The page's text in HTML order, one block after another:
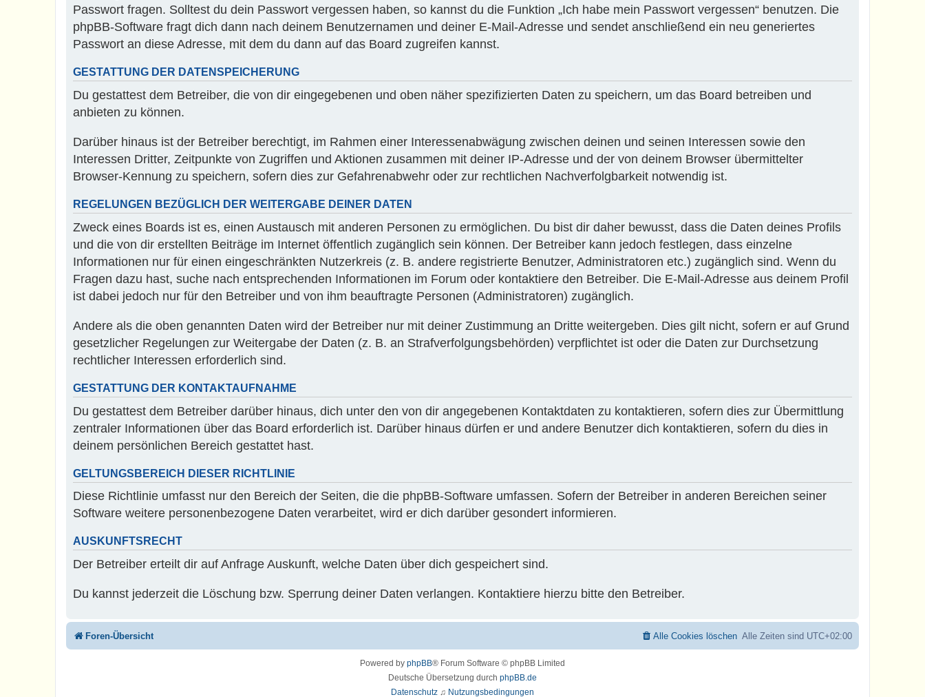
Passwort fragen. Solltest du dein Passwort vergessen haben, so kannst du die Funktion „Ich habe mein Passwort vergessen“ benutzen. Die
phpBB-Software fragt dich dann nach deinem Benutzernamen und deiner E-Mail-Adresse und sendet anschließend ein neu generiertes
Passwort an diese Adresse, mit dem du dann auf das Board zugreifen kannst.
GESTATTUNG DER DATENSPEICHERUNG
Du gestattest dem Betreiber, die von dir eingegebenen und oben näher spezifizierten Daten zu speichern, um das Board betreiben und
anbieten zu können.
Darüber hinaus ist der Betreiber berechtigt, im Rahmen einer Interessenabwägung zwischen deinen und seinen Interessen sowie den
Interessen Dritter, Zeitpunkte von Zugriffen und Aktionen zusammen mit deiner IP-Adresse und der von deinem Browser übermittelter
Browser-Kennung zu speichern, sofern dies zur Gefahrenabwehr oder zur rechtlichen Nachverfolgbarkeit notwendig ist.
REGELUNGEN BEZÜGLICH DER WEITERGABE DEINER DATEN
Zweck eines Boards ist es, einen Austausch mit anderen Personen zu ermöglichen. Du bist dir daher bewusst, dass die Daten deines Profils
und die von dir erstellten Beiträge im Internet öffentlich zugänglich sein können. Der Betreiber kann jedoch festlegen, dass einzelne
Informationen nur für einen eingeschränkten Nutzerkreis (z. B. andere registrierte Benutzer, Administratoren etc.) zugänglich sind. Wenn du
Fragen dazu hast, suche nach entsprechenden Informationen im Forum oder kontaktiere den Betreiber. Die E-Mail-Adresse aus deinem Profil
ist dabei jedoch nur für den Betreiber und von ihm beauftragte Personen (Administratoren) zugänglich.
Andere als die oben genannten Daten wird der Betreiber nur mit deiner Zustimmung an Dritte weitergeben. Dies gilt nicht, sofern er auf Grund
gesetzlicher Regelungen zur Weitergabe der Daten (z. B. an Strafverfolgungsbehörden) verpflichtet ist oder die Daten zur Durchsetzung
rechtlicher Interessen erforderlich sind.
GESTATTUNG DER KONTAKTAUFNAHME
Du gestattest dem Betreiber darüber hinaus, dich unter den von dir angegebenen Kontaktdaten zu kontaktieren, sofern dies zur Übermittlung
zentraler Informationen über das Board erforderlich ist. Darüber hinaus dürfen er und andere Benutzer dich kontaktieren, sofern du dies in
deinem persönlichen Bereich gestattet hast.
GELTUNGSBEREICH DIESER RICHTLINIE
Diese Richtlinie umfasst nur den Bereich der Seiten, die die phpBB-Software umfassen. Sofern der Betreiber in anderen Bereichen seiner
Software weitere personenbezogene Daten verarbeitet, wird er dich darüber gesondert informieren.
AUSKUNFTSRECHT
Der Betreiber erteilt dir auf Anfrage Auskunft, welche Daten über dich gespeichert sind.
Du kannst jederzeit die Löschung bzw. Sperrung deiner Daten verlangen. Kontaktiere hierzu bitte den Betreiber.
Foren-Übersicht Alle Zeiten sind UTC+02:00
Alle Cookies löschen
Powered by phpBB® Forum Software © phpBB Limited
Deutsche Übersetzung durch phpBB.de
Datenschutz ♫ Nutzungsbedingungen